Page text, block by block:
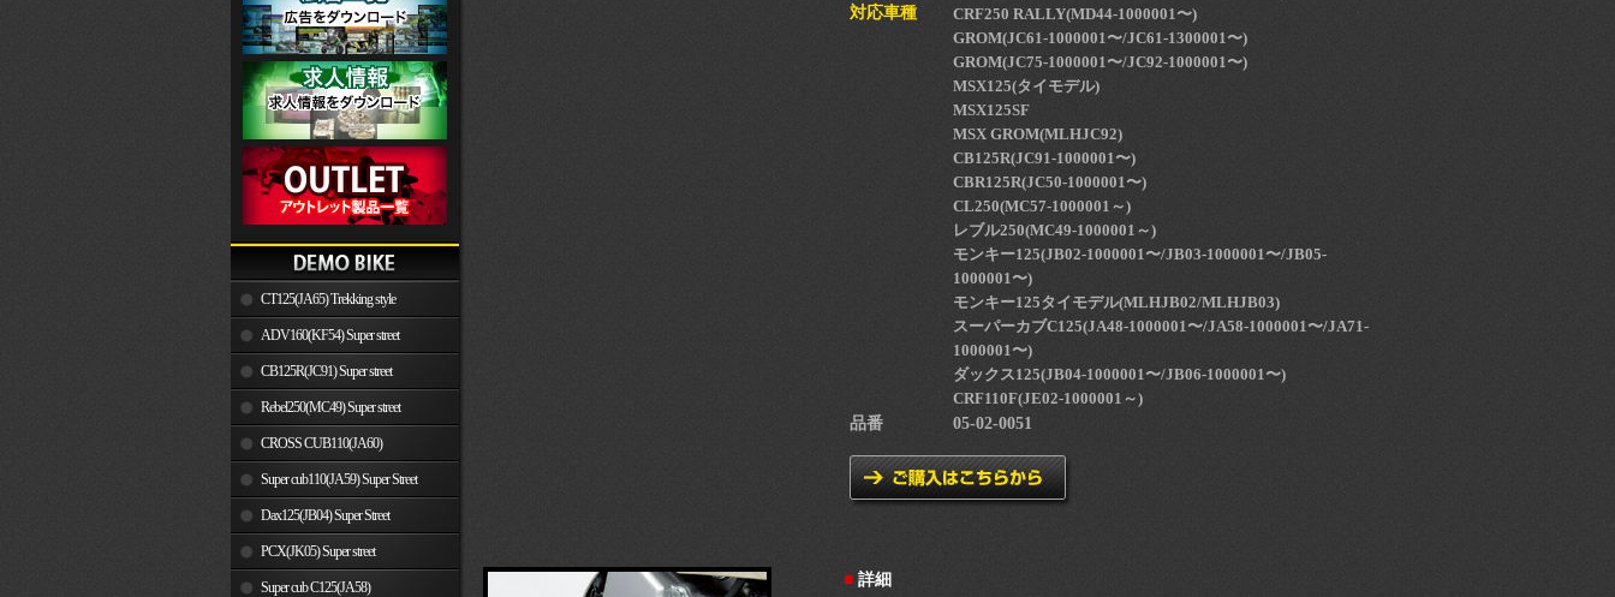
CT125(JA65) Trekking style
ADV160(KF54) Super street
CB125R(JC91) Super street
Rebel250(MC49) Super street
CROSS CUB110(JA60)
Super cub110(JA59) Super Street
Dax125(JB04) Super Street
PCX(JK05) Super street
Super cub C125(JA58)
対応車種
CRF250 RALLY(MD44-1000001〜)
GROM(JC61-1000001〜/JC61-1300001〜)
GROM(JC75-1000001〜/JC92-1000001〜)
MSX125(タイモデル)
MSX125SF
MSX GROM(MLHJC92)
CB125R(JC91-1000001〜)
CBR125R(JC50-1000001〜)
CL250(MC57-1000001～)
レブル250(MC49-1000001～)
モンキー125(JB02-1000001〜/JB03-1000001〜/JB05-
1000001〜)
モンキー125タイモデル(MLHJB02/MLHJB03)
スーパーカブC125(JA48-1000001〜/JA58-1000001〜/JA71-
1000001〜)
ダックス125(JB04-1000001〜/JB06-1000001〜)
CRF110F(JE02-1000001～)
品番
05-02-0051
■ 詳細